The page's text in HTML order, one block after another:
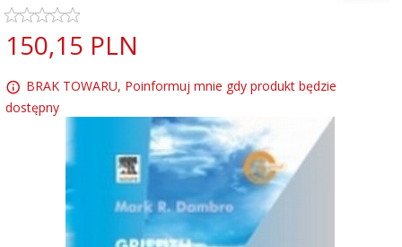
150,15 PLN
BRAK TOWARU, Poinformuj mnie gdy produkt będzie
dostępny